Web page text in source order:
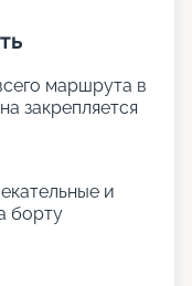
маршрута в
закрепляется
и
борту